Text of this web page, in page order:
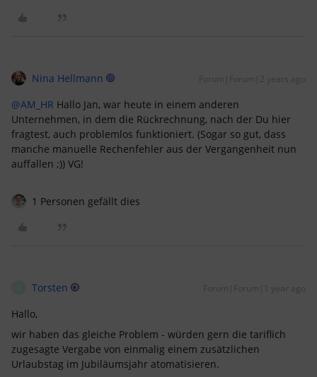
Nina Hellmann Forum|Forum|2 years ago
@AM_HR Hallo Jan, war heute in einem anderen
Unternehmen, in dem die Rückrechnung, nach der Du hier
fragtest, auch problemlos funktioniert. (Sogar so gut, dass
manche manuelle Rechenfehler aus der Vergangenheit nun
auffallen ;)) VG!
1 Personen gefällt dies
Torsten Forum|Forum|1 year ago
Hallo,
wir haben das gleiche Problem - würden gern die tariflich
zugesagte Vergabe von einmalig einem zusätzlichen
Urlaubstag im Jubiläumsjahr atomatisieren.